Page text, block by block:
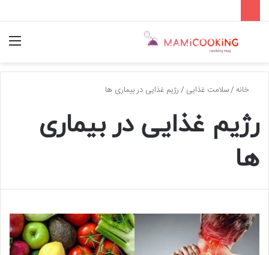
جستجو
خانه /سلامت غذایی /رژیم غذایی در بیماری ها
رژیم غذایی در بیماری
ها